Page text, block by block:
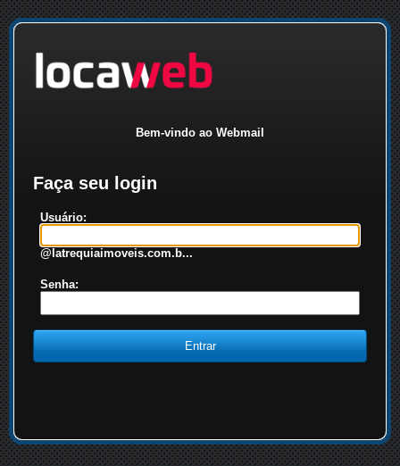
Bem-vindo ao Webmail
Faça seu login
Usuário:
@latrequiaimoveis.com.b...
Senha: